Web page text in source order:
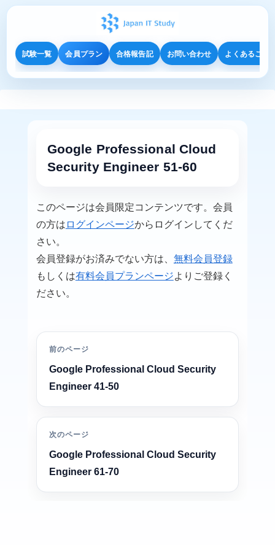
試験一覧 会員プラン 合格報告記 お問い合わせ よくあるご質
Google Professional Cloud
Security Engineer 51-60
このページは会員限定コンテンツです。会員
の方は ログインページからログインしてくだ
さい。
会員登録がお済みでない方は、 無料会員登録
もしくは有料会員プランページよりご登録く
ださい。
前のページ
Google Professional Cloud Security
Engineer 41-50
次のページ
Google Professional Cloud Security
Engineer 61-70